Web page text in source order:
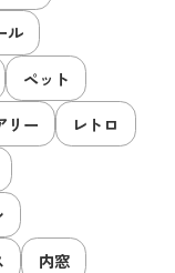
ル
ペット
リー
レトロ
内窓